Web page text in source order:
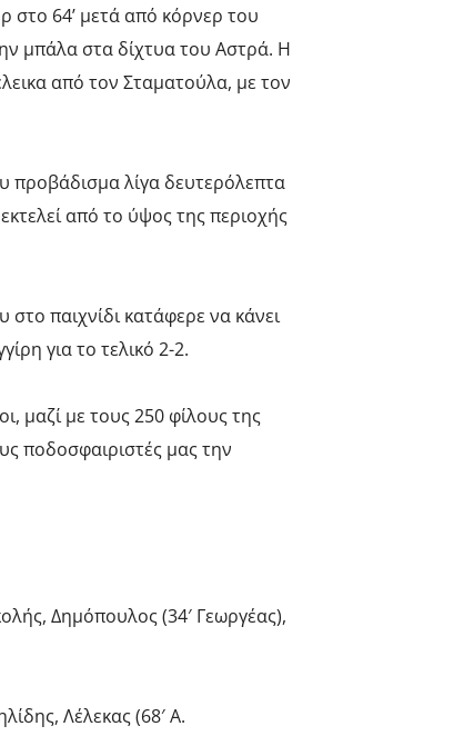
στο 64’ μετά από κόρνερ του
μπάλα στα δίχτυα του Αστρά. Η
από τον Σταματούλα, με τον
προβάδισμα λίγα δευτερόλεπτα
από το ύψος της περιοχής
παιχνίδι κατάφερε να κάνει
για το τελικό 2-2.
μαζί με τους 250 φίλους της
ποδοσφαιριστές μας την
Δημόπουλος (34′ Γεωργέας),
Λέλεκας (68′ Α.